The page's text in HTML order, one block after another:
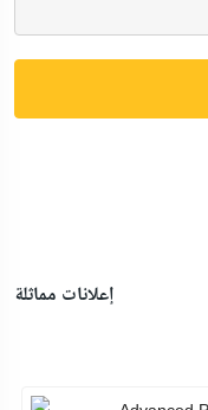
إعلانات مماثلة